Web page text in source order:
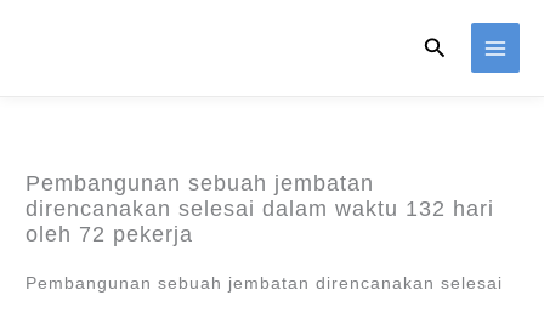
Search
Pembangunan sebuah jembatan
direncanakan selesai dalam waktu 132 hari
oleh 72 pekerja
Pembangunan sebuah jembatan direncanakan selesai